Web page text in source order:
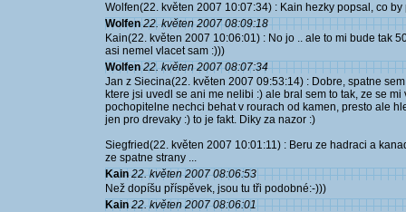
Wolfen(22. květen 2007 10:07:34) : Kain hezky popsal, co
Wolfen 22. květen 2007 08:09:18
Kain(22. květen 2007 10:06:01) : No jo .. ale to mi bude tak
asi nemel vlacet sam :)))
Wolfen 22. květen 2007 08:07:34
Jan z Siecina(22. květen 2007 09:53:14) : Dobre, spatne
ktere jsi uvedl se ani me nelibi :) ale bral sem to tak, ze se
pochopitelne nechci behat v rourach od kamen, presto ale
jen pro drevaky :) to je fakt. Diky za nazor :)
Siegfried(22. květen 2007 10:01:11) : Beru ze hadraci a
ze spatne strany ...
Kain 22. květen 2007 08:06:53
Než dopíšu příspěvek, jsou tu tři podobné:-)))
Kain 22. květen 2007 08:06:01